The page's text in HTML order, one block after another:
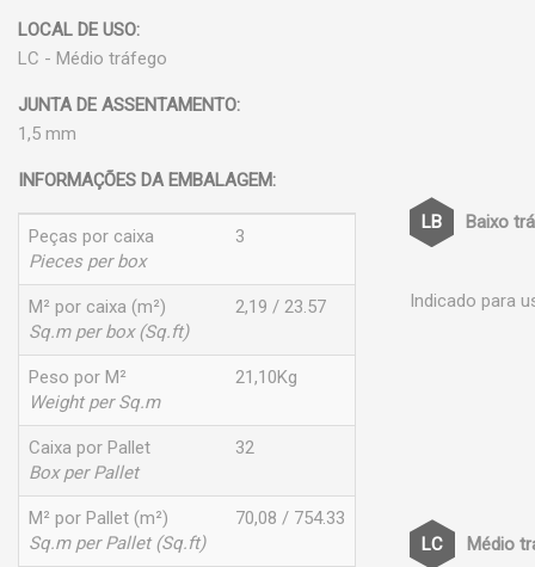
LOCAL DE USO:
LC - Médio tráfego
JUNTA DE ASSENTAMENTO:
1,5 mm
INFORMAÇÕES DA EMBALAGEM:
Peças por caixa
Pieces per box
3
M² por caixa (m²)
Sq.m per box (Sq.ft)
2,19 / 23.57
Peso por M²
Weight per Sq.m
21,10Kg
Caixa por Pallet
Box per Pallet
32
M² por Pallet (m²)
Sq.m per Pallet (Sq.ft)
70,08 / 754.33
Baixo
Indicado para
Médio